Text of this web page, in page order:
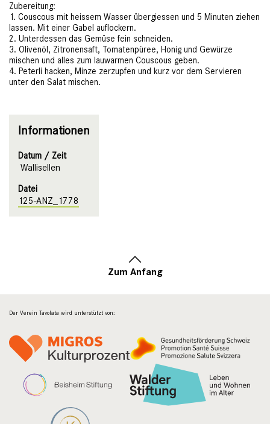
Zubereitung:
1. Couscous mit heissem Wasser übergiessen und 5 Minuten ziehen
lassen. Mit einer Gabel auflockern.
2. Unterdessen das Gemüse fein schneiden.
3. Olivenöl, Zitronensaft, Tomatenpüree, Honig und Gewürze
mischen und alles zum lauwarmen Couscous geben.
4. Peterli hacken, Minze zerzupfen und kurz vor dem Servieren
unter den Salat mischen.
Informationen
Datum / Zeit
Wallisellen
Datei
125-ANZ_1778
Zum Anfang
Der Verein Tavolata wird unterstützt von: